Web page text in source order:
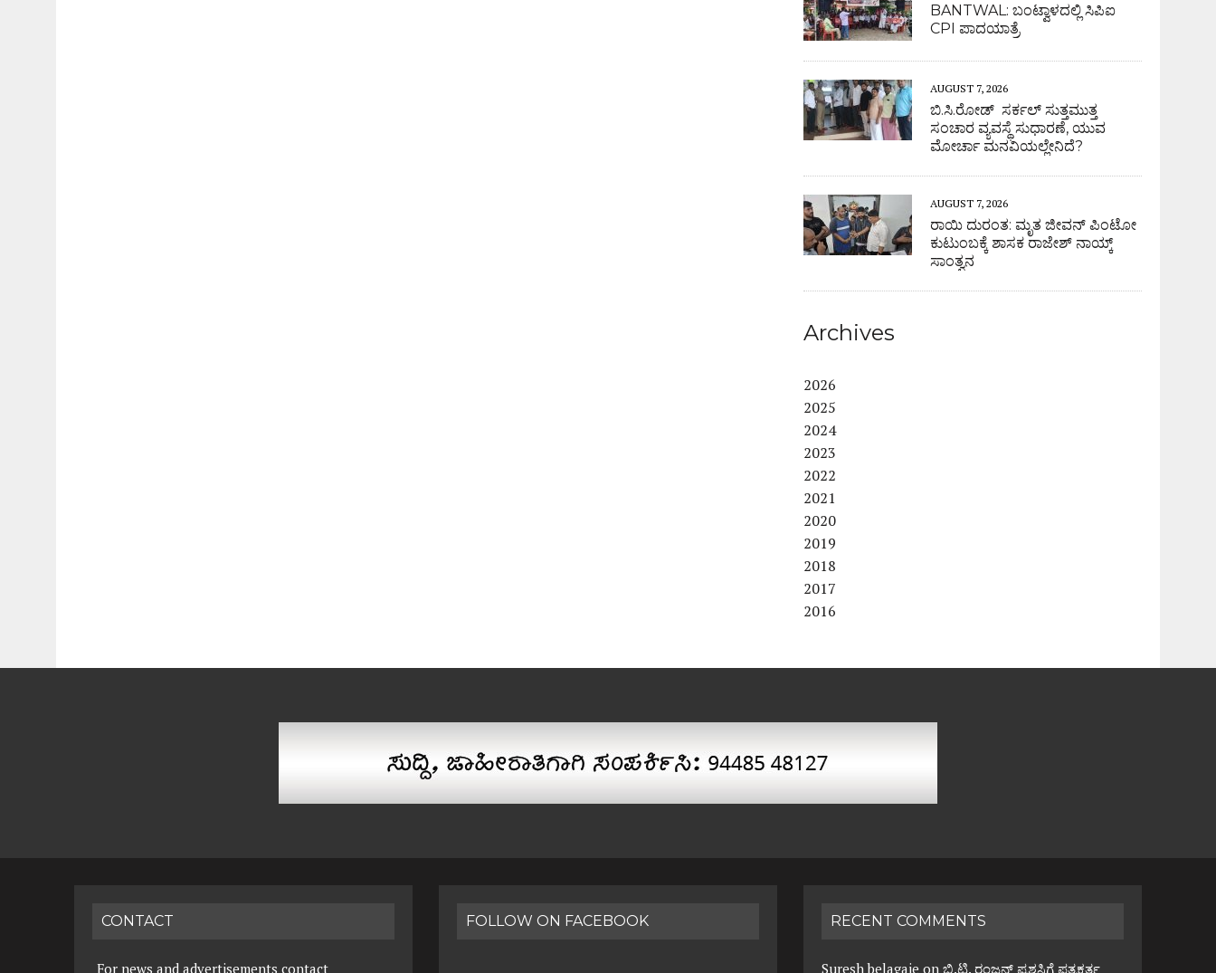
BANTWAL: ಬಂಟ್ವಾಳದಲ್ಲಿ ಸಿಪಿಐ
CPI ಪಾದಯಾತ್ರೆ
AUGUST 7, 2026
ಬಿ.ಸಿ.ರೋಡ್ ಸರ್ಕಲ್ ಸುತ್ತಮುತ್ತ
ಸಂಚಾರ ವ್ಯವಸ್ಥೆ ಸುಧಾರಣೆ, ಯುವ
ಮೋರ್ಚಾ ಮನವಿಯಲ್ಲೇನಿದೆ?
AUGUST 7, 2026
ರಾಯಿ ದುರಂತ: ಮೃತ ಜೀವನ್ ಪಿಂಟೋ
ಕುಟುಂಬಕ್ಕೆ ಶಾಸಕ ರಾಜೇಶ್ ನಾಯ್ಕ್
ಸಾಂತ್ವನ
Archives
2026
2025
2024
2023
2022
2021
2020
2019
2018
2017
2016
CONTACT
For news and advertisements contact
FOLLOW ON FACEBOOK RECENT COMMENTS
Suresh belagaje onಬಿ.ಟಿ. ರಂಜನ್ ಪ್ರಶಸ್ತಿಗೆ ಪತ್ರಕರ್ತ